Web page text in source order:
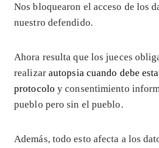
Nos bloquearon el acceso de los
nuestro defendido.
Ahora resulta que los jueces
realizar autopsia cuando debe
protocolo y consentimiento
pueblo pero sin el pueblo.
Además, todo esto afecta a los